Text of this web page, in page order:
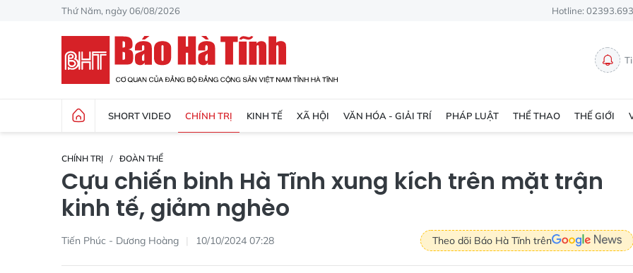
Thứ Năm, ngày 06/08/2026 Hotline:
SHORT VIDEO CHÍNH TRỊ KINH TẾ XÃ HỘI VĂN HÓA - GIẢI TRÍ PHÁP LUẬT THỂ THAO THẾ GIỚI
CHÍNH TRỊ ĐOÀN THỂ
Cựu chiến binh Hà Tĩnh xung kích trên mặt trận
kinh tế, giảm nghèo
Tiến Phúc - Dương Hoàng 10/10/2024 07:28 Theo dõi Báo Hà Tĩnh trên